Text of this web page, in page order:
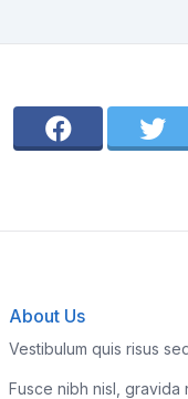
About Us
Vestibulum quis risus
Fusce nibh nisl, gravida